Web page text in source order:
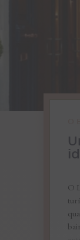
O